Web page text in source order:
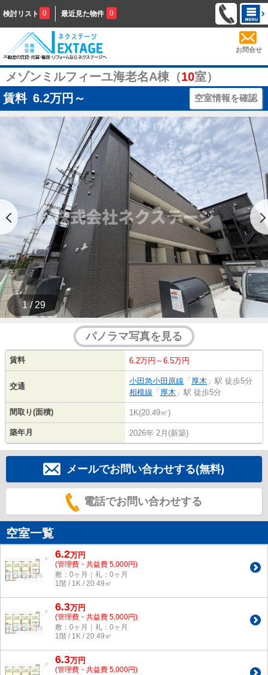
検討リスト 0 最近見た物件 0
お問合せ
メゾンミルフィーユ海老名A棟（10室）
賃料 6.2万円～ 空室情報を確認
1 / 29
パノラマ写真を見る
賃料 6.2万円～6.5万円
交通
小田急小田原線 「 厚木 」駅 徒歩5分
相模線 「 厚木 」駅 徒歩5分
間取り(面積) 1K(20.49㎡)
築年月 2026年 2月(新築)
メールでお問い合わせする(無料)
電話でお問い合わせする
空室一覧
6.2万円
(管理費・共益費 5,000円)
敷：0ヶ月｜礼：0ヶ月
1階 / 1K / 20.49㎡
6.3万円
(管理費・共益費 5,000円)
敷：0ヶ月｜礼：0ヶ月
1階 / 1K / 20.49㎡
6.3万円
(管理費・共益費 5,000円)